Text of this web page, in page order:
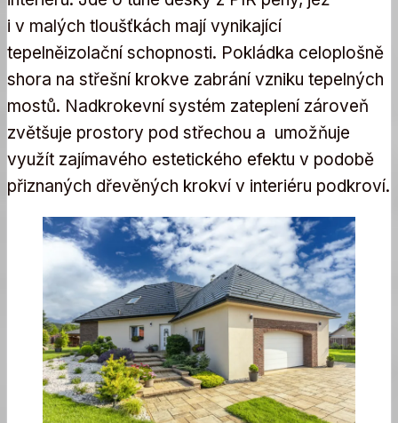
i v malých tloušťkách mají vynikající
tepelněizolační schopnosti. Pokládka celoplošně
shora na střešní krokve zabrání vzniku tepelných
mostů. Nadkrokevní systém zateplení zároveň
zvětšuje prostory pod střechou a umožňuje
využít zajímavého estetického efektu v podobě
přiznaných dřevěných krokví v interiéru podkroví.